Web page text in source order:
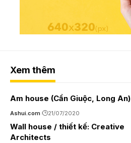
Xem thêm
Am house (Cần Giuộc, Long An)
Ashui.com 21/07/2020
Wall house / thiết kế: Creative
Architects